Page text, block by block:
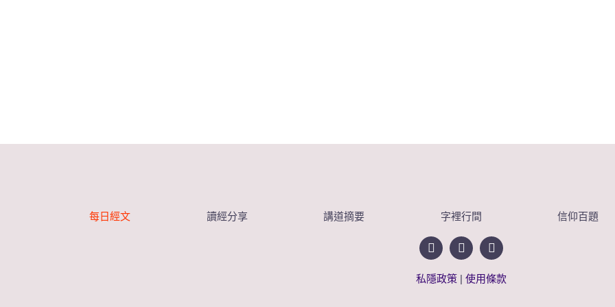
每日經文 讀經分享 講道摘要 字裡行間 信仰百題
私隱政策 | 使用條款